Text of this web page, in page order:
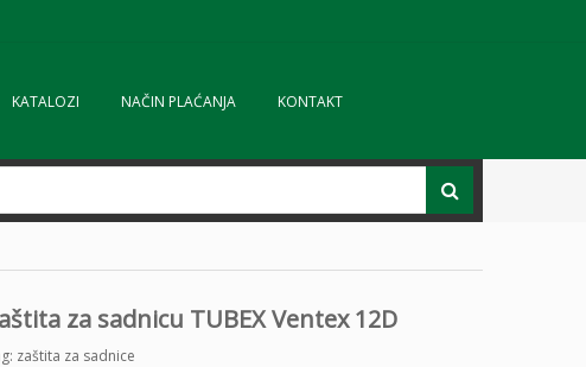
KATALOZI NAČIN PLAĆANJA KONTAKT
za sadnicu TUBEX Ventex 12D
zaštita za sadnice